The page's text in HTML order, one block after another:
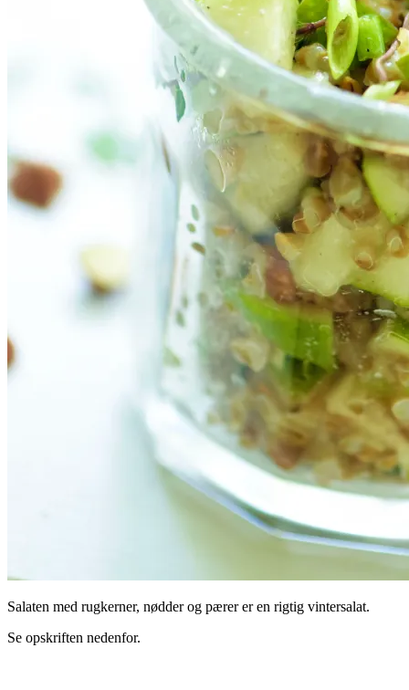
Salaten med rugkerner, nødder og pærer er en rigtig vintersalat.
Se opskriften nedenfor.